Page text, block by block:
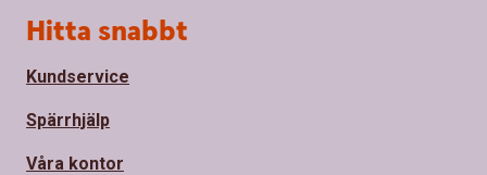
Sidfot
Hitta snabbt
Kundservice
Spärrhjälp
Våra kontor